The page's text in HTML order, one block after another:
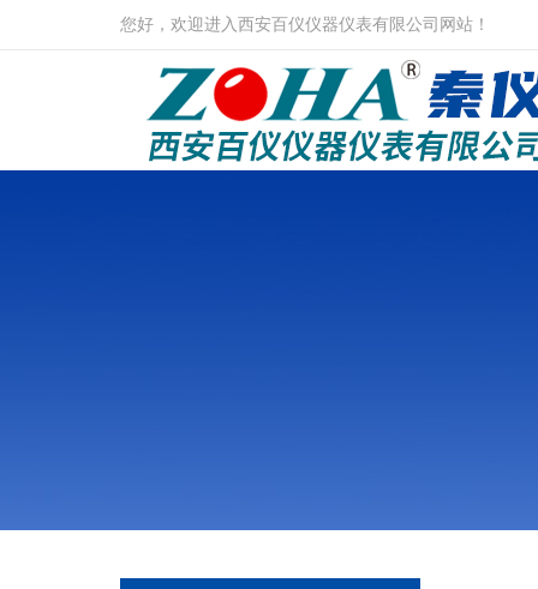
您好，欢迎进入西安百仪仪器仪表有限公司网站！